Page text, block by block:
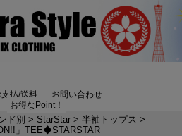
支払/送料
お問い合わせ
お得なPoint！
ド別 > StarStar > 半袖トップス >
」TEE◆STARSTAR